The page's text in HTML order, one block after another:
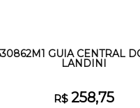
GUIA CENTRAL
LANDINI
R$ 258,75